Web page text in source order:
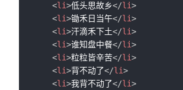
<li>低头思故乡</li>
<li>锄禾日当午</li>
<li>汗滴禾下土</li>
<li>谁知盘中餐</li>
<li>粒粒皆辛苦</li>
<li>背不动了</li>
<li>我背不动了</li>